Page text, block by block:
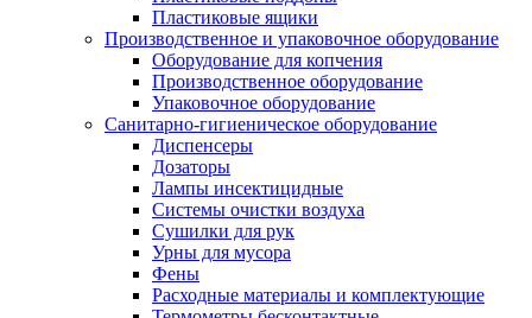
Пластиковые ящики
Производственное и упаковочное оборудование
Оборудование для копчения
Производственное оборудование
Упаковочное оборудование
Санитарно-гигиеническое оборудование
Диспенсеры
Дозаторы
Лампы инсектицидные
Системы очистки воздуха
Сушилки для рук
Урны для мусора
Фены
Расходные материалы и комплектующие